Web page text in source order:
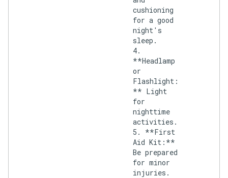
cushioning
for a good
night's
sleep.
4.
**Headlamp
or
Flashlight:
** Light
for
nighttime
activities.
5. **First
Aid Kit:**
Be prepared
for minor
injuries.